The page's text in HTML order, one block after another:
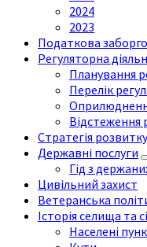
2024
2023
Податкова
Регуляторна
Планування
Перелік
Відстеження
Стратегія
Державні послуги
Гід з
Цивільний захист
Ветеранська
Історія селища та
Населені